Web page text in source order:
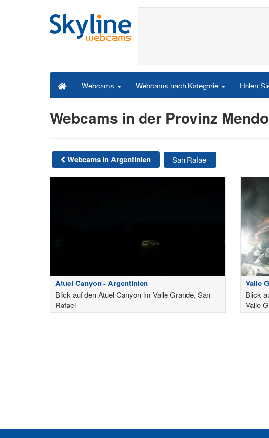
Webcams Webcams nach Kategorie Holen
Webcams in der Provinz
Webcams in Argentinien San Rafael
Atuel Canyon - Argentinien
Blick auf den Atuel Canyon im Valle Grande, San
Rafael
Valle
Blick
Valle